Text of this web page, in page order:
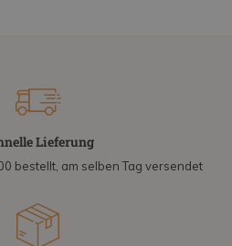
Lieferung
bestellt, am selben Tag versendet